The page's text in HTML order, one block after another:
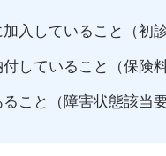
入していること（初診
していること（保険料
こと（障害状態該当要